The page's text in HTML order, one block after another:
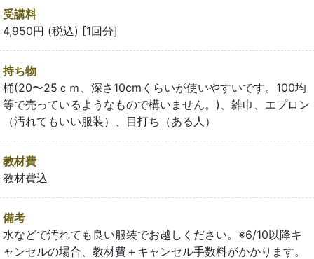
受講料
4,950円 (税込) [1回分]
持ち物
桶(20〜25ｃｍ、深さ10cmくらいが使いやすいです。100均
等で売っているようなもので構いません。)、雑巾、エプロン
（汚れてもいい服装）、目打ち（ある人）
教材費
教材費込
備考
水などで汚れても良い服装でお越しください。※6/10以降キ
ャンセルの場合、教材費＋キャンセル手数料がかかります。